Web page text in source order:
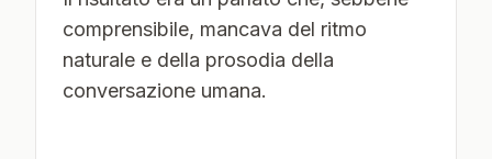
comprensibile, mancava del ritmo
naturale e della prosodia della
conversazione umana.